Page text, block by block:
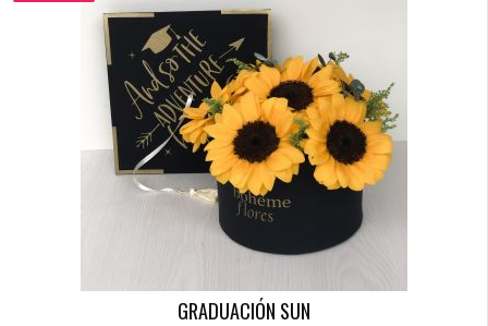
GRADUACIÓN SUN